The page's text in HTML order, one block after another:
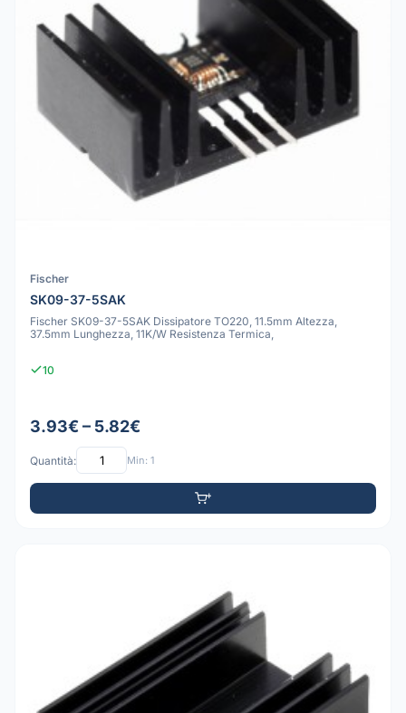
Fischer
SK09-37-5SAK
Fischer SK09-37-5SAK Dissipatore TO220, 11.5mm Altezza,
37.5mm Lunghezza, 11K/W Resistenza Termica,
10
3.93€ – 5.82€
Quantità: Min: 1